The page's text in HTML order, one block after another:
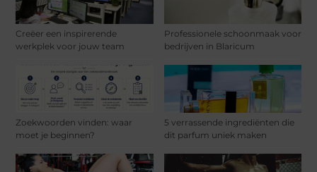
Creëer een inspirerende
werkplek voor jouw team
Professionele schoonmaak voor
bedrijven in Blaricum
Zoekwoorden vinden: waar
moet je beginnen?
5 verrassende ingrediënten die
dit parfum uniek maken